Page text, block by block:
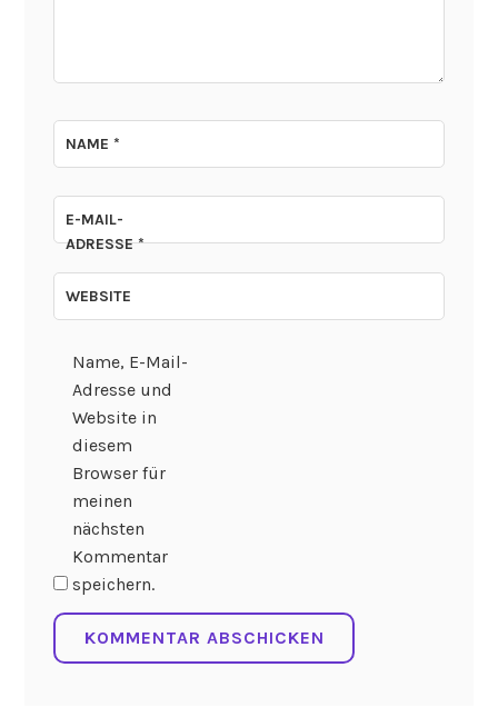
NAME*
E-MAIL-
ADRESSE*
WEBSITE
Name, E-Mail-
Adresse und
Website in
diesem
Browser für
meinen
nächsten
Kommentar
speichern.